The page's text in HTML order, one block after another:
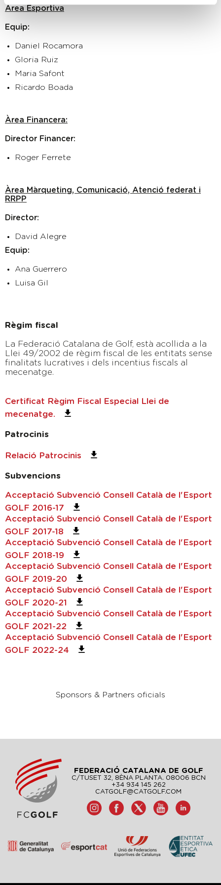
Àrea Esportiva
Equip:
Daniel Rocamora
Gloria Ruiz
Maria Safont
Ricardo Boada
Àrea Financera:
Director Financer:
Roger Ferrete
Àrea Màrqueting, Comunicació, Atenció federat i
RRPP
Director:
David Alegre
Equip:
Ana Guerrero
Luisa Gil
Règim fiscal
La Federació Catalana de Golf, està acollida a la
Llei 49/2002 de règim fiscal de les entitats sense
finalitats lucratives i dels incentius fiscals al
mecenatge.
Certificat Règim Fiscal Especial Llei de
mecenatge.
Patrocinis
Relació Patrocinis
Subvencions
Acceptació Subvenció Consell Català de l'Esport
GOLF 2016-17
Acceptació Subvenció Consell Català de l'Esport
GOLF 2017-18
Acceptació Subvenció Consell Català de l'Esport
GOLF 2018-19
Acceptació Subvenció Consell Català de l'Esport
GOLF 2019-20
Acceptació Subvenció Consell Català de l'Esport
GOLF 2020-21
Acceptació Subvenció Consell Català de l'Esport
GOLF 2021-22
Acceptació Subvenció Consell Català de l'Esport
GOLF 2022-24
Sponsors & Partners oficials
FEDERACIÓ CATALANA DE GOLF
C/TUSET 32, 8ÈNA PLANTA. 08006 BCN
+34 934 145 262
CATGOLF@CATGOLF.COM